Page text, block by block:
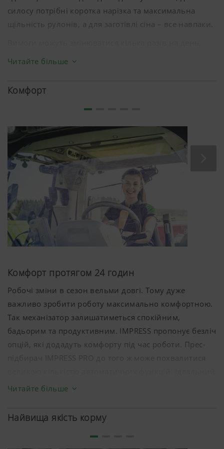
силосу потрібні коротка нарізка та максимальна
щільність рулонів, а для заготівлі сіна – все навпаки.
особливо якщо ви надаєте послуги. Компанія
обставини. Це робить із підбирача IMPRESS надійний
Читайте більше
Комфорт
Комфорт протягом 24 годин
Робочі зміни в сезон вельми довгі. Тому дуже
важливо зробити роботу максимально комфортною.
Так механізатор залишатиметься спокійним,
бадьорим та продуктивним. IMPRESS пропонує безліч
опцій, які додадуть комфорту під час роботи. Прес-
для максимальної пропускної здатності протягом
Читайте більше
Найвища якість корму